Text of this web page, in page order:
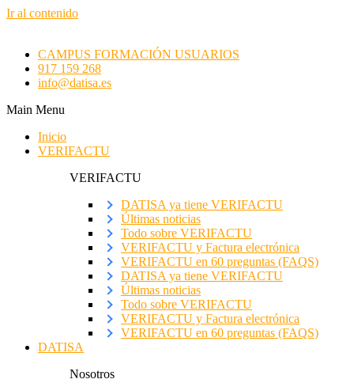
Ir al contenido
CAMPUS FORMACIÓN USUARIOS
917 159 268
info@datisa.es
Main Menu
Inicio
VERIFACTU
VERIFACTU
DATISA ya tiene VERIFACTU
Últimas noticias
Todo sobre VERIFACTU
VERIFACTU y Factura electrónica
VERIFACTU en 60 preguntas (FAQS)
DATISA ya tiene VERIFACTU
Últimas noticias
Todo sobre VERIFACTU
VERIFACTU y Factura electrónica
VERIFACTU en 60 preguntas (FAQS)
DATISA
Nosotros